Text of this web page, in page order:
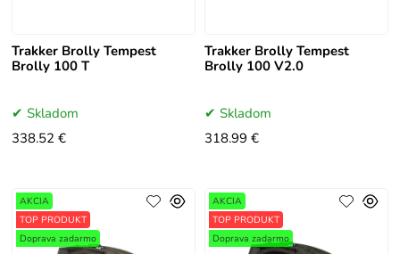
Trakker Brolly Tempest
Brolly 100 T
Skladom
338.52 €
Trakker Brolly Tempest
Brolly 100 V2.0
Skladom
318.99 €
AKCIA
TOP PRODUKT
Doprava zadarmo
AKCIA
TOP PRODUKT
Doprava zadarmo